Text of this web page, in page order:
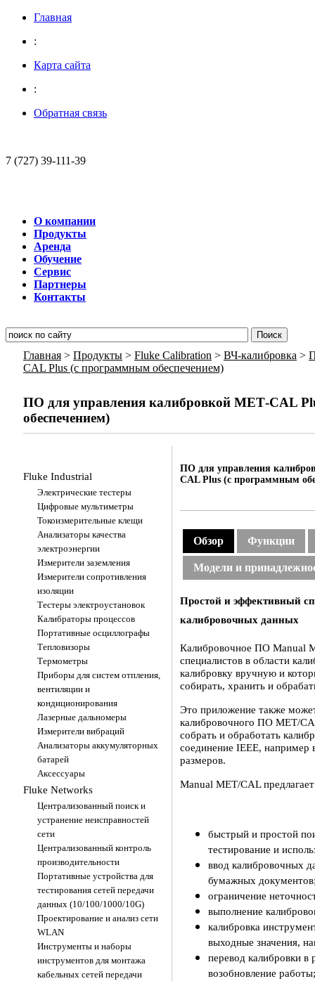
Главная
:
Карта сайта
:
Обратная связь
7 (727) 39-111-39
О компании
Продукты
Аренда
Обучение
Сервис
Партнеры
Контакты
Главная > Продукты > Fluke Calibration > ВЧ-калибровка >
CAL Plus (с программным обеспечением)
ПО для управления калибровкой МЕТ-CAL
обеспечением)
Fluke Industrial
Электрические тестеры
Цифровые мультиметры
Токоизмерительные клещи
Анализаторы качества
электроэнергии
Измерители заземления
Измерители сопротивления
изоляции
Тестеры электроустановок
Калибраторы процессов
Портативные осциллографы
Тепловизоры
Термометры
Приборы для систем отпления,
вентиляции и
кондиционирования
Лазерные дальномеры
Измерители вибраций
Анализаторы аккумуляторных
батарей
Аксессуары
Fluke Networks
Централизованный поиск и
устранение неисправностей
сети
Централизованный контроль
производительности
Портативные устройства для
тестирования сетей передачи
данных (10/100/1000/10G)
Проектирование и анализ сети
WLAN
Инструменты и наборы
инструментов для монтажа
кабельных сетей передачи
ПО для управления
CAL Plus (с программным
Обзор Функции
Модели и
Простой и эффективный
калибровочных данных
Калибровочное ПО Manual
специалистов в области
калибровку вручную и
собирать, хранить и
Это приложение также
калибровочного ПО MET/
собрать и обработать
соединение IEEE, например
размеров.
Manual MET/CAL
быстрый и простой
тестирование и
ввод калибровочных
бумажных
ограничение
выполнение
калибровка
выходные значения,
перевод калибровки
возобновление работы;